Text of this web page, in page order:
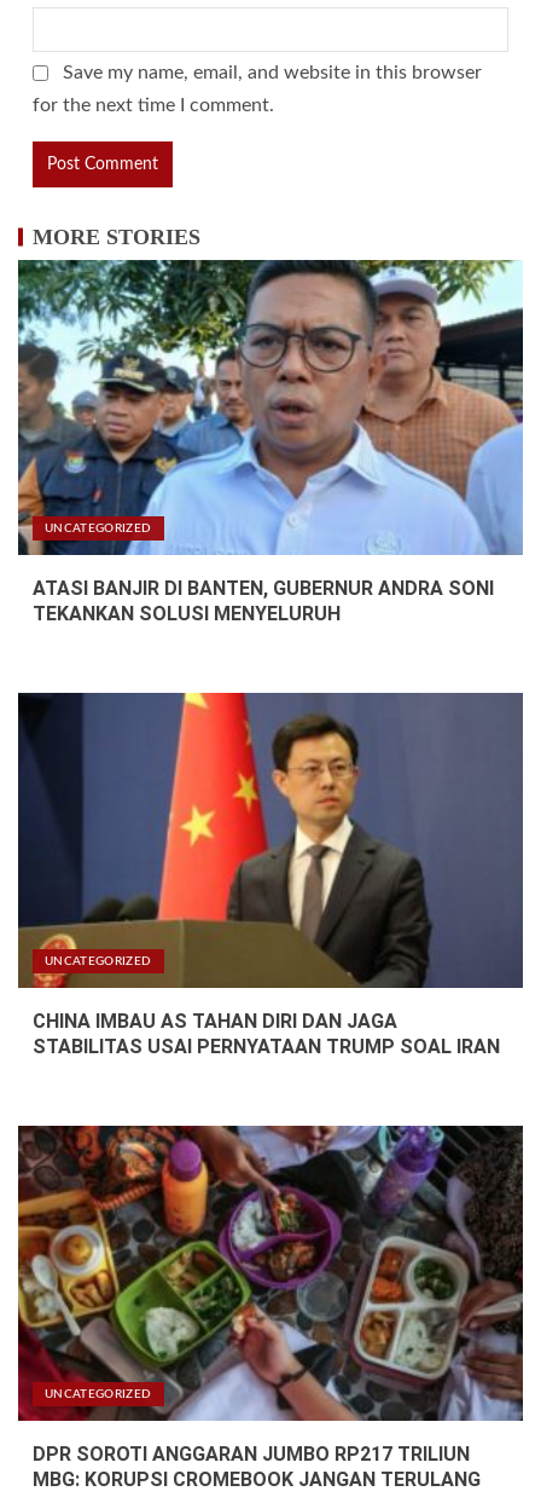
Save my name, email, and website in this browser
for the next time I comment.
MORE STORIES
UNCATEGORIZED
ATASI BANJIR DI BANTEN, GUBERNUR ANDRA SONI
TEKANKAN SOLUSI MENYELURUH
UNCATEGORIZED
CHINA IMBAU AS TAHAN DIRI DAN JAGA
STABILITAS USAI PERNYATAAN TRUMP SOAL IRAN
UNCATEGORIZED
DPR SOROTI ANGGARAN JUMBO RP217 TRILIUN
MBG: KORUPSI CROMEBOOK JANGAN TERULANG